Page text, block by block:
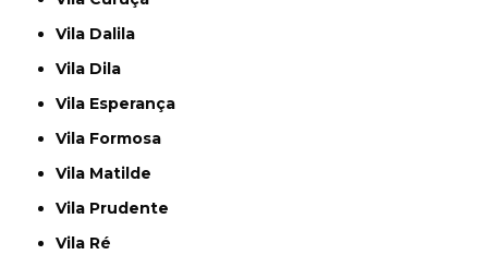
Vila Dalila
Vila Dila
Vila Esperança
Vila Formosa
Vila Matilde
Vila Prudente
Vila Ré